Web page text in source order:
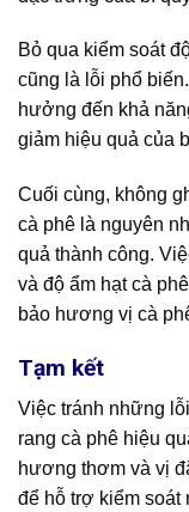
Bỏ qua kiểm soát
cũng là lỗi phổ
hưởng đến khả
giảm hiệu quả của
Cuối cùng, không
cà phê là nguyên
quả thành công.
và độ ẩm hạt cà
bảo hương vị cà
Tạm kết
Việc tránh những
rang cà phê hiệu
hương thơm và vị
để hỗ trợ kiểm soát